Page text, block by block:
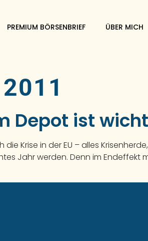
PREMIUM BÖRSENBRIEF ÜBER MICH
Depot ist
Krise in der EU – alles
Jahr werden. Denn im Endeffekt